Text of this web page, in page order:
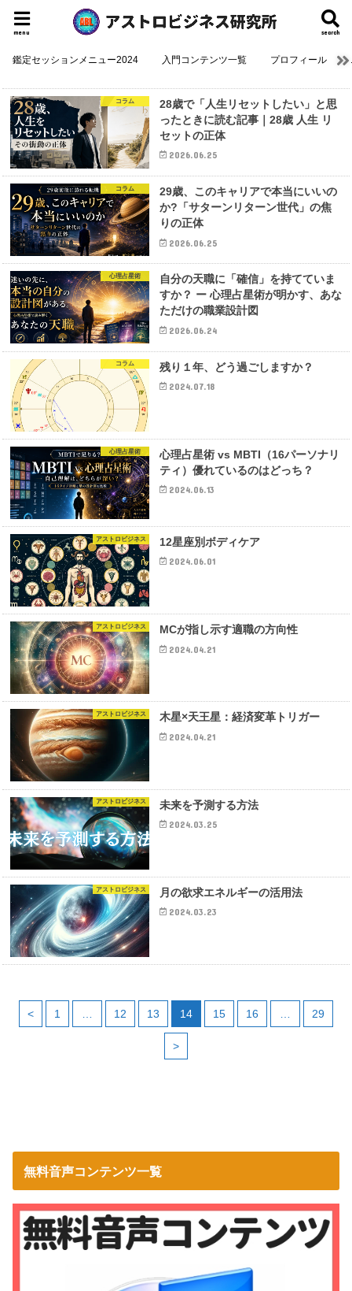
search
menu
鑑定セッションメニュー2024 入門コンテンツ一覧 プロフィール
コラム
28歳で「人生リセットしたい」と思
ったときに読む記事｜28歳 人生 リ
セットの正体
2026.06.25
コラム
29歳、このキャリアで本当にいいの
か?「サターンリターン世代」の焦
りの正体
2026.06.25
心理占星術
自分の天職に「確信」を持てていま
すか？ ー 心理占星術が明かす、あな
ただけの職業設計図
2026.06.24
コラム 残り１年、どう過ごしますか？
2024.07.18
心理占星術
心理占星術 vs MBTI（16パーソナリ
ティ）優れているのはどっち？
2024.06.13
アストロビジネス 12星座別ボディケア
2024.06.01
アストロビジネス MCが指し示す適職の方向性
2024.04.21
アストロビジネス 木星×天王星：経済変革トリガー
2024.04.21
アストロビジネス 未来を予測する方法
2024.03.25
アストロビジネス 月の欲求エネルギーの活用法
2024.03.23
< 1 … 12 13 14 15 16 … 29
>
無料音声コンテンツ一覧